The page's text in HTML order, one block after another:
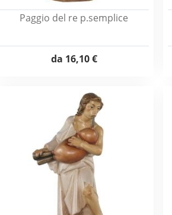
Paggio del re p.semplice
da 16,10 €